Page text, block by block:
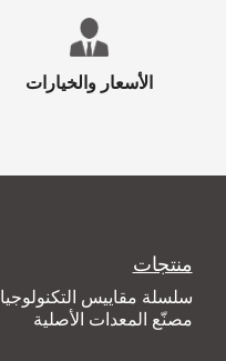
الأسعار والخيارات
منتجات
سلسلة مقاييس التكنولوجيا
مصنّع المعدات الأصلية